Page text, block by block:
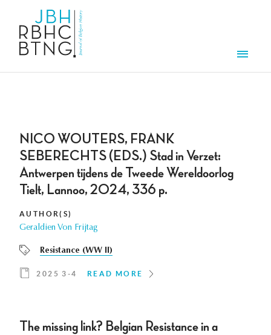
NICO WOUTERS, FRANK
SEBERECHTS (EDS.) Stad in Verzet:
Antwerpen tijdens de Tweede Wereldoorlog
Tielt, Lannoo, 2024, 336 p.
AUTHOR(S)
Geraldien Von Frijtag
Resistance (WW II)
2025 3-4 READ MORE
The missing link? Belgian Resistance in a